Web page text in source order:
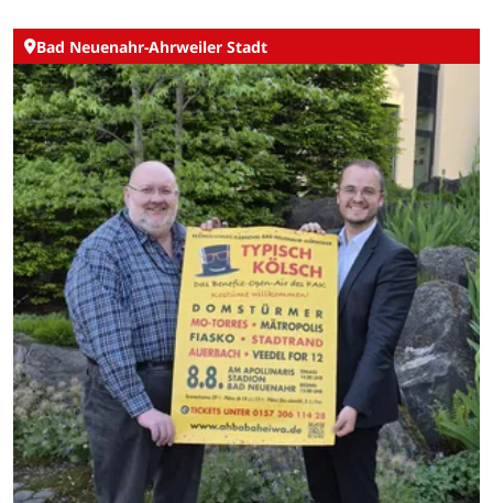
Bad Neuenahr-Ahrweiler Stadt